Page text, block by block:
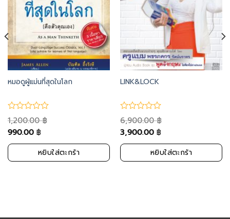
หมอดูผู้แม่นที่สุดในโลก
1,200.00฿
990.00 ฿
หยิบใส่ตะกร้า
LINK&LOCK
6,900.00฿
3,900.00 ฿
หยิบใส่ตะกร้า